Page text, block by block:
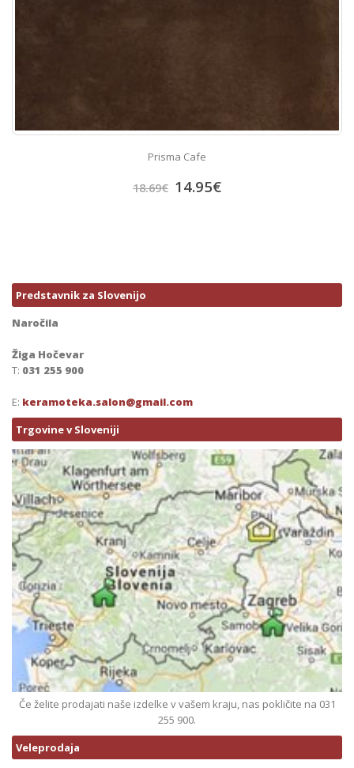
Prisma Cafe
18.69€ 14.95€
Predstavnik za Slovenijo
Naročila
Žiga Hočevar
T: 031 255 900
E: keramoteka.salon@gmail.com
Trgovine v Sloveniji
Če želite prodajati naše izdelke v vašem kraju, nas pokličite na 031
255 900.
Veleprodaja